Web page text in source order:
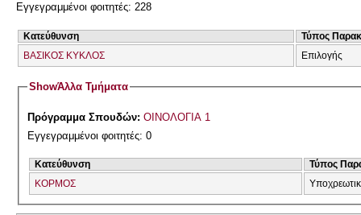
Εγγεγραμμένοι φοιτητές: 228
Κατεύθυνση
Τύπος
ΒΑΣΙΚΟΣ ΚΥΚΛΟΣ
Επιλογής
ShowΆλλα Τμήματα
Πρόγραμμα Σπουδών:ΟΙΝΟΛΟΓΙΑ 1
Εγγεγραμμένοι φοιτητές: 0
Κατεύθυνση
Τύπος
ΚΟΡΜΟΣ